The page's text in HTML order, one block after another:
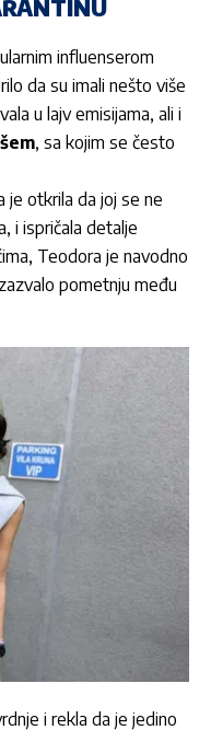
influenserom
da su imali nešto više
u lajv emisijama, ali i
, sa kojim se često
je otkrila da joj se ne
i ispričala detalje
Teodora je navodno
pometnju među
i rekla da je jedino